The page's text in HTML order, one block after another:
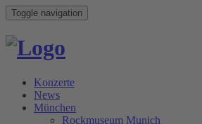
Toggle navigation
Konzerte
News
München
Rockmuseum Munich